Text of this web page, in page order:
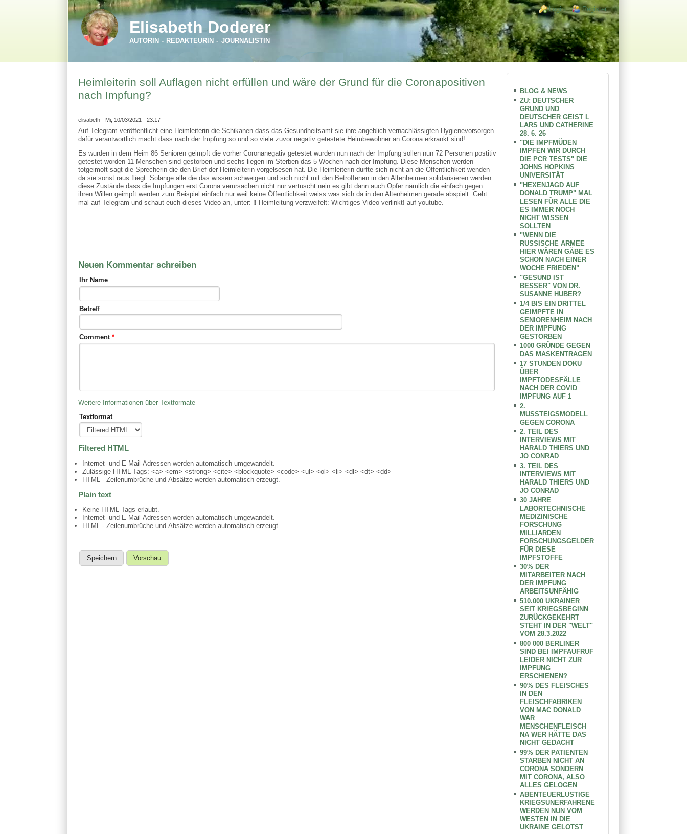
Login links
Login Register
Elisabeth Doderer
AUTORIN - REDAKTEURIN - JOURNALISTIN
Heimleiterin soll Auflagen nicht erfüllen und wäre der Grund für die Coronapositiven
nach Impfung?
elisabeth- Mi, 10/03/2021 - 23:17
Auf Telegram veröffentlicht eine Heimleiterin die Schikanen dass das Gesundheitsamt sie ihre angeblich vernachlässigten Hygienevorsorgen
dafür verantwortlich macht dass nach der Impfung so und so viele zuvor negativ getestete Heimbewohner an Corona erkrankt sind!
Es wurden in dem Heim 86 Senioren geimpft die vorher Coronanegativ getestet wurden nun nach der Impfung sollen nun 72 Personen postitiv
getestet worden 11 Menschen sind gestorben und sechs liegen im Sterben das 5 Wochen nach der Impfung. Diese Menschen werden
totgeimoft sagt die Sprecherin die den Brief der Heimleiterin vorgelsesen hat. Die Heimleiterin durfte sich nicht an die Öffentlichkeit wenden
da sie sonst raus fliegt. Solange alle die das wissen schweigen und sich nicht mit den Betroffenen in den Altenheimen solidarisieren werden
diese Zustände dass die Impfungen erst Corona verursachen nicht nur vertuscht nein es gibt dann auch Opfer nämlich die einfach gegen
ihren Willen geimpft werden zum Beispiel einfach nur weil keine Öffentlichkeit weiss was sich da in den Altenheimen gerade abspielt. Geht
mal auf Telegram und schaut euch dieses Video an, unter: ‼️ Heimleitung verzweifelt: Wichtiges Video verlinkt! auf youtube.
Neuen Kommentar schreiben
Ihr Name
Betreff
Comment*
Weitere Informationen über Textformate
Textformat
Filtered HTML
Internet- und E-Mail-Adressen werden automatisch umgewandelt.
Zulässige HTML-Tags: <a> <em> <strong> <cite> <blockquote> <code> <ul> <ol> <li> <dl> <dt> <dd>
HTML - Zeilenumbrüche und Absätze werden automatisch erzeugt.
Plain text
Keine HTML-Tags erlaubt.
Internet- und E-Mail-Adressen werden automatisch umgewandelt.
HTML - Zeilenumbrüche und Absätze werden automatisch erzeugt.
BLOG & NEWS
ZU: DEUTSCHER
GRUND UND
DEUTSCHER GEIST L
LARS UND CATHERINE
28. 6. 26
"DIE IMPFMÜDEN
IMPFEN WIR DURCH
DIE PCR TESTS" DIE
JOHNS HOPKINS
UNIVERSITÄT
"HEXENJAGD AUF
DONALD TRUMP" MAL
LESEN FÜR ALLE DIE
ES IMMER NOCH
NICHT WISSEN
SOLLTEN
"WENN DIE
RUSSISCHE ARMEE
HIER WÄREN GÄBE ES
SCHON NACH EINER
WOCHE FRIEDEN"
"GESUND IST
BESSER" VON DR.
SUSANNE HUBER?
1/4 BIS EIN DRITTEL
GEIMPFTE IN
SENIORENHEIM NACH
DER IMPFUNG
GESTORBEN
1000 GRÜNDE GEGEN
DAS MASKENTRAGEN
17 STUNDEN DOKU
ÜBER
IMPFTODESFÄLLE
NACH DER COVID
IMPFUNG AUF 1
2.
MUSSTEIGSMODELL
GEGEN CORONA
2. TEIL DES
INTERVIEWS MIT
HARALD THIERS UND
JO CONRAD
3. TEIL DES
INTERVIEWS MIT
HARALD THIERS UND
JO CONRAD
30 JAHRE
LABORTECHNISCHE
MEDIZINISCHE
FORSCHUNG
MILLIARDEN
FORSCHUNGSGELDER
FÜR DIESE
IMPFSTOFFE
30% DER
MITARBEITER NACH
DER IMPFUNG
ARBEITSUNFÄHIG
510.000 UKRAINER
SEIT KRIEGSBEGINN
ZURÜCKGEKEHRT
STEHT IN DER "WELT"
VOM 28.3.2022
800 000 BERLINER
SIND BEI IMPFAUFRUF
LEIDER NICHT ZUR
IMPFUNG
ERSCHIENEN?
90% DES FLEISCHES
IN DEN
FLEISCHFABRIKEN
VON MAC DONALD
WAR
MENSCHENFLEISCH
NA WER HÄTTE DAS
NICHT GEDACHT
99% DER PATIENTEN
STARBEN NICHT AN
CORONA SONDERN
MIT CORONA, ALSO
ALLES GELOGEN
ABENTEUERLUSTIGE
KRIEGSUNERFAHRENE
WERDEN NUN VOM
WESTEN IN DIE
UKRAINE GELOTST